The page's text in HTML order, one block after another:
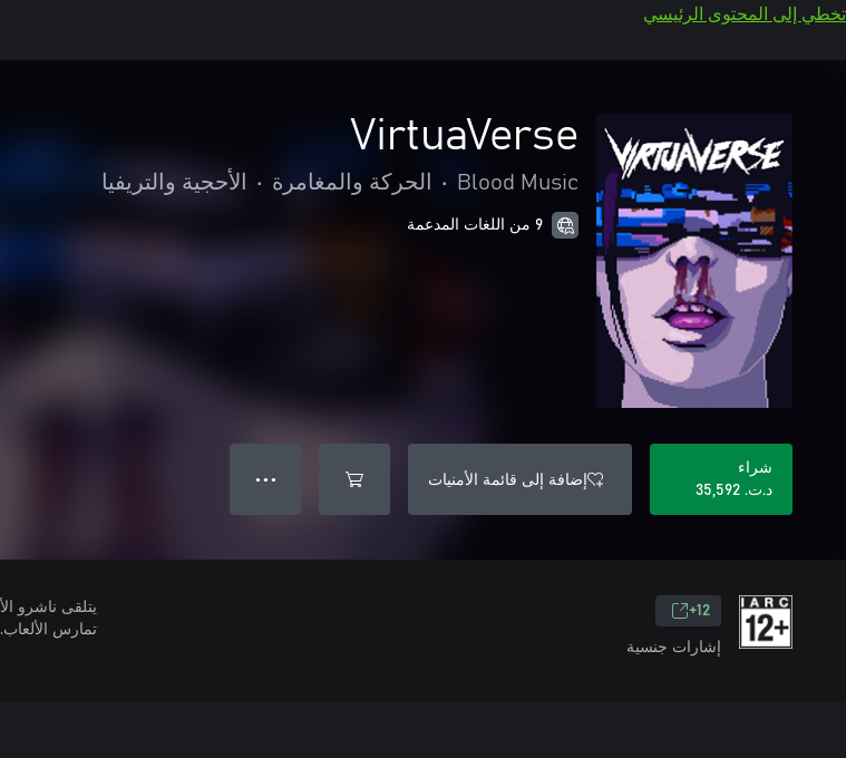
تخطي إلى المحتوى الرئيسي
VirtuaVerse
Blood Music
• الحركة والمغامرة • الأحجية والتريفيا
9 من اللغات المدعمة
شراء
د.ت.‏ 35,592
إضافة إلى قائمة الأمنيات ● ● ●
12+
إشارات جنسية
تمارس الألعاب.